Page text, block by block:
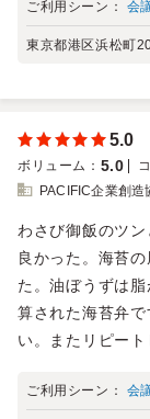
ご利用シーン： 会
東京都港区浜松町
5.0
ボリューム ： 5.0
PACIFIC企業創造
わさび御飯のツ
良かった。海苔
た。油ぼうずは
算された海苔弁
い。またリピート
ご利用シーン： 会